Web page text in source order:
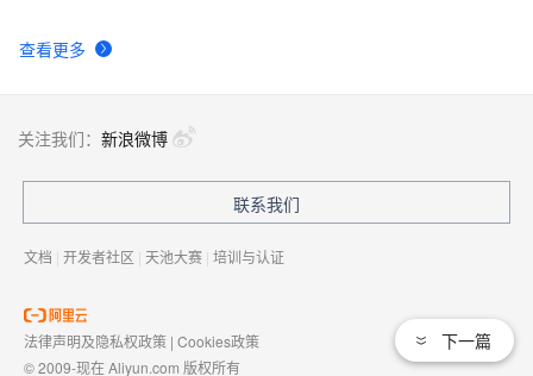
查看更多
下一篇
关注我们： 新浪微博
联系我们
文档 | 开发者社区 | 天池大赛 | 培训与认证
法律声明及隐私权政策 | Cookies政策
© 2009-现在 Aliyun.com 版权所有